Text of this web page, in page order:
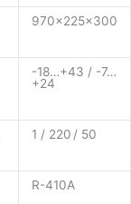
970×225×300
-18…+43 / -7…
+24
1 / 220 / 50
R-410A